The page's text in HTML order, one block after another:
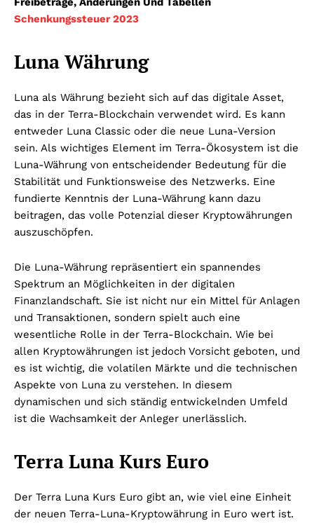
Schenkungssteuer 2023
Luna Währung
Luna als Währung bezieht sich auf das digitale Asset,
das in der Terra-Blockchain verwendet wird. Es kann
entweder Luna Classic oder die neue Luna-Version
sein. Als wichtiges Element im Terra-Ökosystem ist die
Luna-Währung von entscheidender Bedeutung für die
Stabilität und Funktionsweise des Netzwerks. Eine
fundierte Kenntnis der Luna-Währung kann dazu
beitragen, das volle Potenzial dieser Kryptowährungen
auszuschöpfen.
Die Luna-Währung repräsentiert ein spannendes
Spektrum an Möglichkeiten in der digitalen
Finanzlandschaft. Sie ist nicht nur ein Mittel für Anlagen
und Transaktionen, sondern spielt auch eine
wesentliche Rolle in der Terra-Blockchain. Wie bei
allen Kryptowährungen ist jedoch Vorsicht geboten, und
es ist wichtig, die volatilen Märkte und die technischen
Aspekte von Luna zu verstehen. In diesem
dynamischen und sich ständig entwickelnden Umfeld
ist die Wachsamkeit der Anleger unerlässlich.
Terra Luna Kurs Euro
Der Terra Luna Kurs Euro gibt an, wie viel eine Einheit
der neuen Terra-Luna-Kryptowährung in Euro wert ist.